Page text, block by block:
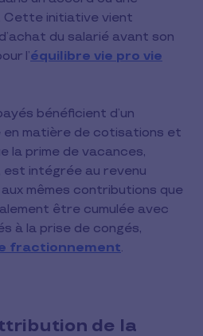
Cette initiative vient
du salarié avant son
l’équilibre vie pro vie
bénéficient d’un
matière de cotisations et
la prime de vacances,
est intégrée au revenu
mêmes contributions que
être cumulée avec
à la prise de congés,
fractionnement.
de la